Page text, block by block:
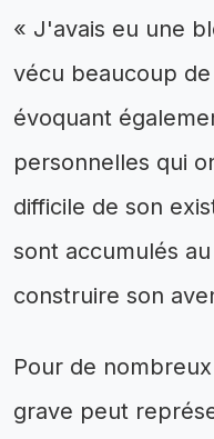
« J'avais eu une
vécu beaucoup
évoquant
personnelles qui
difficile de son
sont accumulés
construire son
Pour de
grave peut